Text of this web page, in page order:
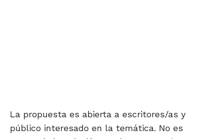
La propuesta es abierta a escritores/as y
público interesado en la temática. No es